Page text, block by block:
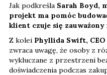
Jak podkreśla Sarah Boyd,
projekt ma pomóc
klient czuje się
Z kolei Phyllida Swift,
zwraca uwagę, że osoby z
wykluczane z przestrzeni
doświadczenia podczas